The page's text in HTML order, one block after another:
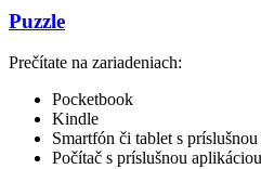
Puzzle
Prečítate na zariadeniach:
Pocketbook
Kindle
Smartfón či tablet s
Počítač s príslušnou aplikáciou